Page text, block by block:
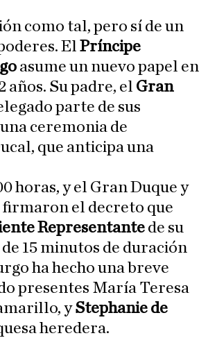
como tal, pero sí de un
ElPríncipe
asume un nuevo papel en
años. Su padre, el Gran
parte de sus
ceremonia de
que anticipa una
horas, y el Gran Duque y
firmaron el decreto que
Representante de su
15 minutos de duración
ha hecho una breve
presentes María Teresa
yStephanie de
heredera.